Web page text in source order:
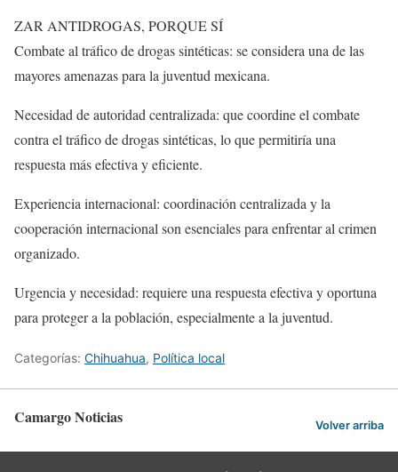
ZAR ANTIDROGAS, PORQUE SÍ
Combate al tráfico de drogas sintéticas: se considera una de las
mayores amenazas para la juventud mexicana.
Necesidad de autoridad centralizada: que coordine el combate
contra el tráfico de drogas sintéticas, lo que permitiría una
respuesta más efectiva y eficiente.
Experiencia internacional: coordinación centralizada y la
cooperación internacional son esenciales para enfrentar al crimen
organizado.
Urgencia y necesidad: requiere una respuesta efectiva y oportuna
para proteger a la población, especialmente a la juventud.
Categorías: Chihuahua, Política local
Camargo Noticias Volver arriba